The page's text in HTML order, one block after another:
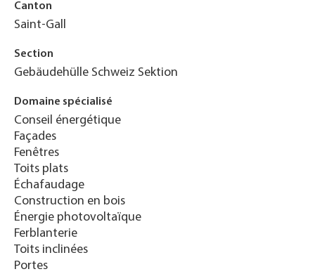
Canton
Saint-Gall
Section
Gebäudehülle Schweiz Sektion
Domaine spécialisé
Conseil énergétique
Façades
Fenêtres
Toits plats
Échafaudage
Construction en bois
Énergie photovoltaïque
Ferblanterie
Toits inclinées
Portes